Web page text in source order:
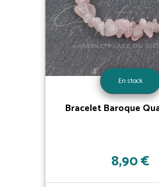
En stock
Bracelet Baroque
8,90 €